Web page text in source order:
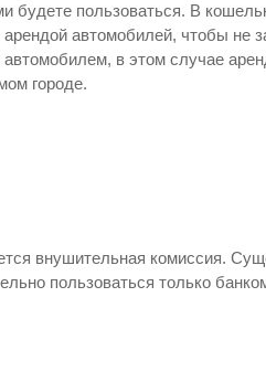
будете пользоваться. В
автомобилей, чтобы не
в этом случае
городе.
внушительная комиссия.
пользоваться только